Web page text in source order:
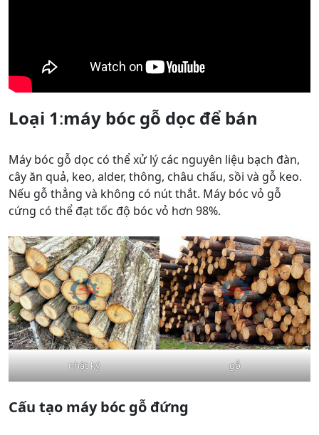
Loại 1:máy bóc gỗ dọc để bán
Máy bóc gỗ dọc có thể xử lý các nguyên liệu bạch đàn,
cây ăn quả, keo, alder, thông, châu chấu, sồi và gỗ keo.
Nếu gỗ thẳng và không có nút thắt. Máy bóc vỏ gỗ
cứng có thể đạt tốc độ bóc vỏ hơn 98%.
nhật ký gỗ
Cấu tạo máy bóc gỗ đứng